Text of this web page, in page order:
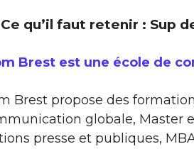
Ce qu’il faut retenir : Sup
Brest est une école de
Brest propose des
globale, Master
presse et publiques,